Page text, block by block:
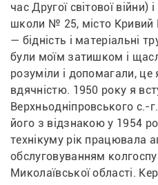
час Другої світової війни)
школи № 25, місто Кривий
— бідність і матеріальні
були моїм затишком і
розуміли і допомагали, це
вдячністю. 1950 року я
Верхньодніпровського с.-
його з відзнакою у 1954
технікуму рік працювала
обслуговуванням
Миколаївської області.